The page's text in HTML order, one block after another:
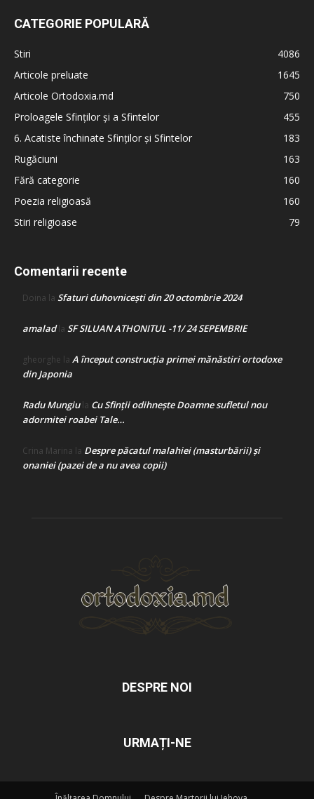
CATEGORIE POPULARĂ
Stiri
4086
Articole preluate
1645
Articole Ortodoxia.md
750
Proloagele Sfinților și a Sfintelor
455
6. Acatiste închinate Sfinților și Sfintelor
183
Rugăciuni
163
Fără categorie
160
Poezia religioasă
160
Stiri religioase
79
Comentarii recente
Doina la Sfaturi duhovnicești din 20 octombrie 2024
amaladla SF SILUAN ATHONITUL -11/ 24 SEPEMBRIE
gheorghe la A început construcţia primei mănăstiri ortodoxe
din Japonia
Radu Mungiula Cu Sfinții odihnește Doamne sufletul nou
adormitei roabei Tale…
Crina Marina la Despre păcatul malahiei (masturbării) şi
onaniei (pazei de a nu avea copii)
DESPRE NOI
URMAȚI-NE